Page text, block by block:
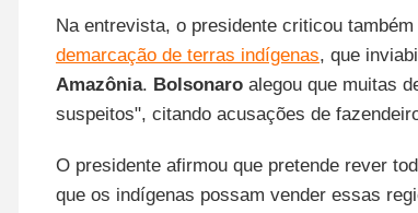
Na entrevista, o presidente criticou
demarcação de terras indígenas, que
Amazônia. Bolsonaroalegou que muitas
suspeitos", citando acusações de
O presidente afirmou que pretende rever
que os indígenas possam vender essas